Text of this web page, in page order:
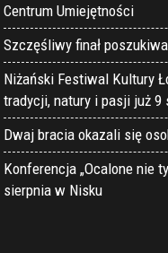
Centrum Umiejętności
Szczęśliwy finał
Niżański Festiwal Kultury
tradycji, natury i pasji już 9
Dwaj bracia okazali się
Konferencja „Ocalone nie
sierpnia w Nisku